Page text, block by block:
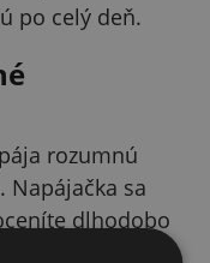
po celý deň.
rozumnú
sa
dlhodobo